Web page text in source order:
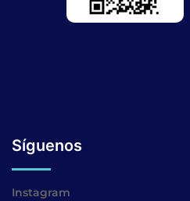
Síguenos
Instagram